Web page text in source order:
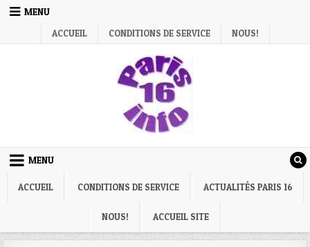
Skip
MENU
ACCUEIL
CONDITIONS DE SERVICE NOUS!
MENU
ACCUEIL CONDITIONS DE SERVICE ACTUALITÉS PARIS 16
NOUS! ACCUEIL SITE